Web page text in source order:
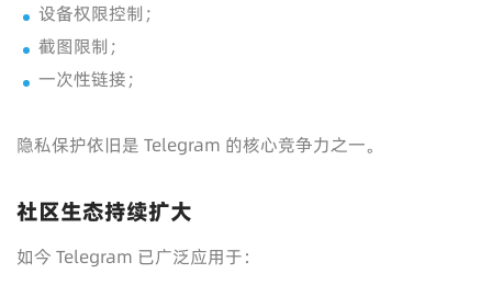
设备权限控制；
截图限制；
一次性链接；
隐私保护依旧是 Telegram 的核心竞争力之一。
社区生态持续扩大
如今 Telegram 已广泛应用于：